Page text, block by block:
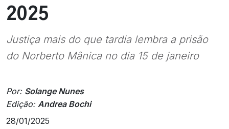
2025
Justiça mais do que tardia lembra a prisão
do Norberto Mânica no dia 15 de janeiro
Por: Solange Nunes
Edição: Andrea Bochi
28/01/2025